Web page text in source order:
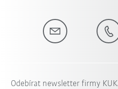
Odebírat newsletter firmy